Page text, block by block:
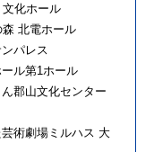
ホール
電ホール
レス
第1ホール
文化センター
場ミルハス 大